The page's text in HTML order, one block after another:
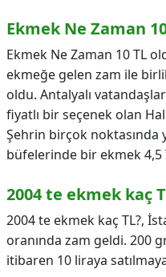
Ekmek Ne Zaman
Ekmek Ne Zaman 10 TL
ekmeğe gelen zam ile
oldu. Antalyalı
fiyatlı bir seçenek olan
Şehrin birçok noktasında
büfelerinde bir ekmek 4,5
2004 te ekmek kaç
2004 te ekmek kaç TL?,
oranında zam geldi. 200
itibaren 10 liraya